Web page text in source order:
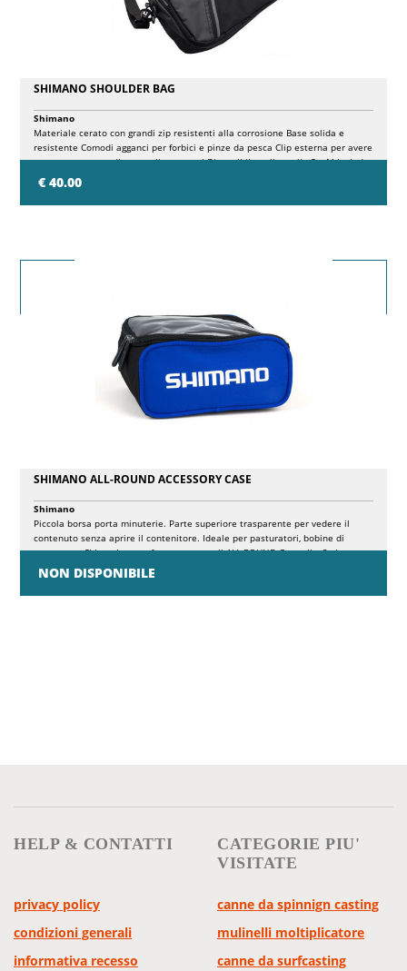
SHIMANO SHOULDER BAG
€ 40.00
Shimano
Materiale cerato con grandi zip resistenti alla corrosione Base solida e
resistente Comodi agganci per forbici e pinze da pesca Clip esterna per avere
sempre a portata di mano gli accessori Disponibile nella taglia S o M Include
tracolla Materiale 100% poliestere
SHIMANO ALL-ROUND ACCESSORY CASE
NON DISPONIBILE
Shimano
Piccola borsa porta minuterie. Parte superiore trasparente per vedere il
contenuto senza aprire il contenitore. Ideale per pasturatori, bobine di
scorta, etc. Si inserisce perfettamente negli ALL-ROUND Carryalls. 2 zip.
Dimensioni 22x16x11cm.
HELP & CONTATTI
privacy policy
condizioni generali
informativa recesso
CATEGORIE PIU'
VISITATE
canne da spinnign casting
mulinelli moltiplicatore
canne da surfcasting